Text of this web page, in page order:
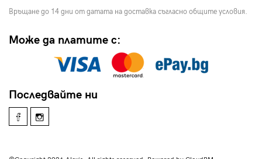
Връщане до 14 дни от датата на доставка съгласно общите условия.
Може да платите с:
Последвайте ни